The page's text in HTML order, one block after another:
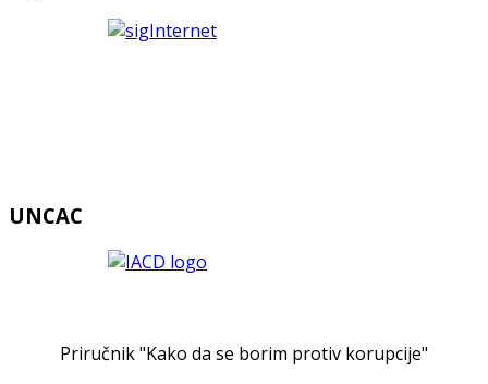
UNCAC
Priručnik "Kako da se borim protiv korupcije"